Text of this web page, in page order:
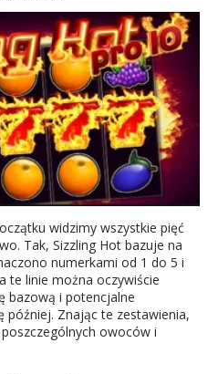
widzimy wszystkie pięć
Tak, Sizzling Hot bazuje na
numerkami od 1 do 5 i
te linie można oczywiście
bazową i potencjalne
później. Znając te zestawienia,
owoców i